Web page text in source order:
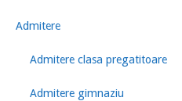
Admitere
Admitere clasa pregatitoare
Admitere gimnaziu